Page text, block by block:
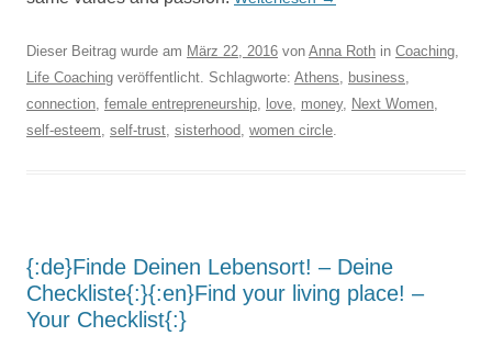
Dieser Beitrag wurde am März 22, 2016 von Anna Roth in Coaching,
Life Coaching veröffentlicht. Schlagworte: Athens, business,
connection, female entrepreneurship, love, money, Next Women,
self-esteem, self-trust, sisterhood, women circle.
{:de}Finde Deinen Lebensort! – Deine
Checkliste{:}{:en}Find your living place! –
Your Checklist{:}